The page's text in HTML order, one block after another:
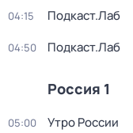
04:15 Подкаст.Лаб
04:50 Подкаст.Лаб
Россия 1
05:00 Утро России